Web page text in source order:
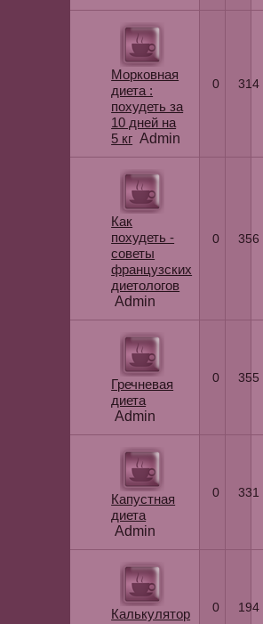
Морковная
диета :
похудеть за
10 дней на
5 кг Admin
0 314
Как
похудеть -
советы
французских
диетологов
Admin
0 356
Гречневая
диета
Admin
0 355
Капустная
диета
Admin
0 331
Калькулятор
0 194